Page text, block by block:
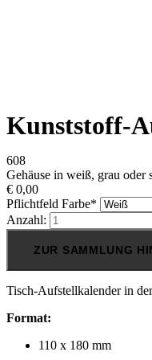
Kunststoff-
608
Gehäuse in weiß, grau oder
€ 0,00
Pflichtfeld Farbe*
Anzahl:
ZUR SAMMLUNG
Tisch-Aufstellkalender in
Format:
110 x 180 mm